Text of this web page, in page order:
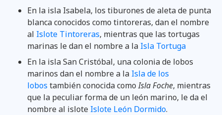
En la isla Isabela, los tiburones de aleta de punta
blanca conocidos como tintoreras, dan el nombre
al Islote Tintoreras, mientras que las tortugas
marinas le dan el nombre a la Isla Tortuga
En la isla San Cristóbal, una colonia de lobos
marinos dan el nombre a la Isla de los
lobos también conocida comoIsla Foche, mientras
que la peculiar forma de un león marino, le da el
nombre al islote Islote León Dormido.